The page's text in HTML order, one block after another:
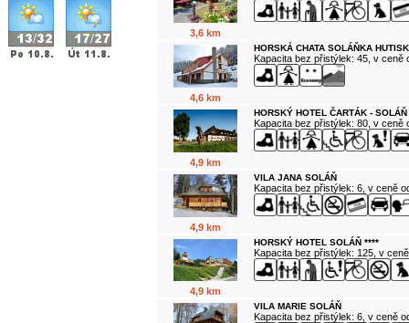
3,6 km
4,6 km
HORSKÁ CHATA SOLÁŇKA
Kapacita bez přistýlek: 45, v ceně
4,9 km
HORSKÝ HOTEL ČARTÁK - SOLÁŇ
Kapacita bez přistýlek: 80, v ceně
4,9 km
VILA JANA SOLÁŇ
Kapacita bez přistýlek: 6, v ceně
4,9 km
HORSKÝ HOTEL SOLÁŇ ****
Kapacita bez přistýlek: 125, v
VILA MARIE SOLÁŇ
Kapacita bez přistýlek: 6, v ceně